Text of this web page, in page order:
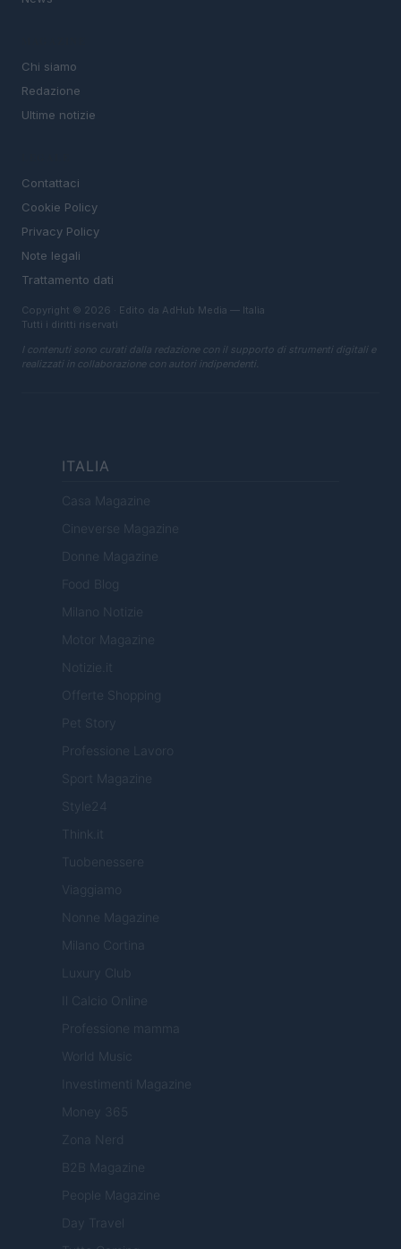
Chi siamo
Redazione
Ultime notizie
Contattaci
Cookie Policy
Privacy Policy
Note legali
Trattamento dati
Copyright © 2026 · Edito da AdHub Media — Italia
Tutti i diritti riservati
I contenuti sono curati dalla redazione con il supporto di strumenti digitali e
realizzati in collaborazione con autori indipendenti.
ITALIA
Casa Magazine
Cineverse Magazine
Donne Magazine
Food Blog
Milano Notizie
Motor Magazine
Notizie.it
Offerte Shopping
Pet Story
Professione Lavoro
Sport Magazine
Style24
Think.it
Tuobenessere
Viaggiamo
Nonne Magazine
Milano Cortina
Luxury Club
Il Calcio Online
Professione mamma
World Music
Investimenti Magazine
Money 365
Zona Nerd
B2B Magazine
People Magazine
Day Travel